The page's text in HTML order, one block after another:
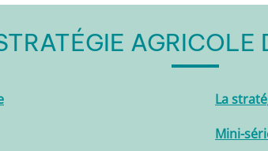
AGRICOLE
La
Mini-